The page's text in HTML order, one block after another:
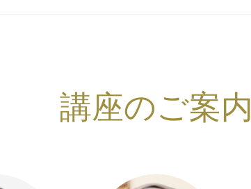
講座のご案内